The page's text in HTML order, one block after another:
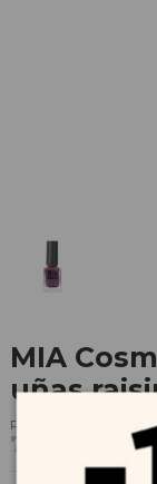
MIA
uñas
Referencia
7,15 € -